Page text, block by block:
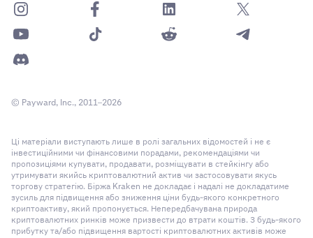
© Payward, Inc., 2011–2026
Ці матеріали виступають лише в ролі загальних відомостей і не є
інвестиційними чи фінансовими порадами, рекомендаціями чи
пропозиціями купувати, продавати, розміщувати в стейкінгу або
утримувати якийсь криптовалютний актив чи застосовувати якусь
торгову стратегію. Біржа Kraken не докладає і надалі не докладатиме
зусиль для підвищення або зниження ціни будь-якого конкретного
криптоактиву, який пропонується. Непередбачувана природа
криптовалютних ринків може призвести до втрати коштів. З будь-якого
прибутку та/або підвищення вартості криптовалютних активів може